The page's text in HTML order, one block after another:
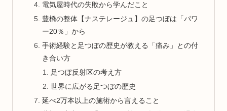
電気屋時代の失敗から学んだこと
豊橋の整体【ナステレージュ】の足つぼは「パワ
ー20％」から
手術経験と足つぼの歴史が教える「痛み」との付
き合い方
足つぼ反射区の考え方
世界に広がる足つぼの歴史
延べ2万本以上の施術から言えること